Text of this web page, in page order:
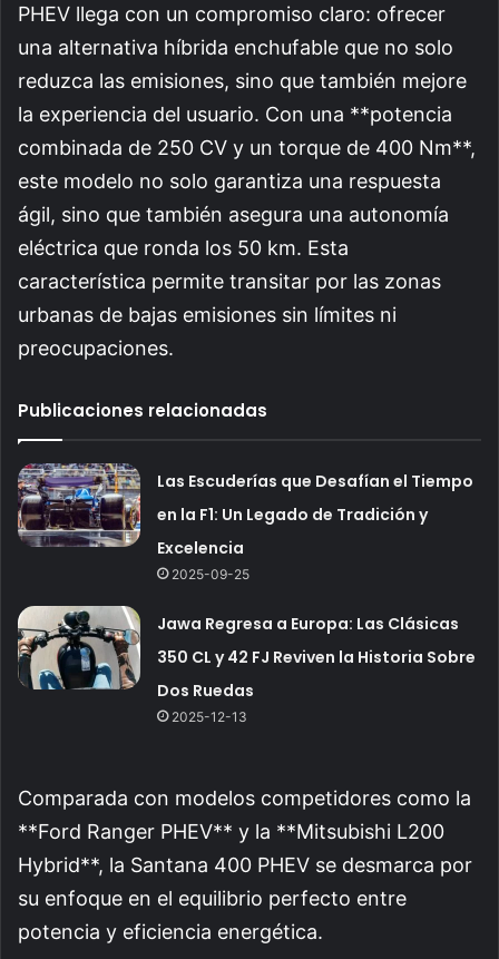
PHEV llega con un compromiso claro: ofrecer
una alternativa híbrida enchufable que no solo
reduzca las emisiones, sino que también mejore
la experiencia del usuario. Con una **potencia
combinada de 250 CV y un torque de 400 Nm**,
este modelo no solo garantiza una respuesta
ágil, sino que también asegura una autonomía
eléctrica que ronda los 50 km. Esta
característica permite transitar por las zonas
urbanas de bajas emisiones sin límites ni
preocupaciones.
Publicaciones relacionadas
Las Escuderías que Desafían el Tiempo
en la F1: Un Legado de Tradición y
Excelencia
2025-09-25
Jawa Regresa a Europa: Las Clásicas
350 CL y 42 FJ Reviven la Historia Sobre
Dos Ruedas
2025-12-13
Comparada con modelos competidores como la
**Ford Ranger PHEV** y la **Mitsubishi L200
Hybrid**, la Santana 400 PHEV se desmarca por
su enfoque en el equilibrio perfecto entre
potencia y eficiencia energética.